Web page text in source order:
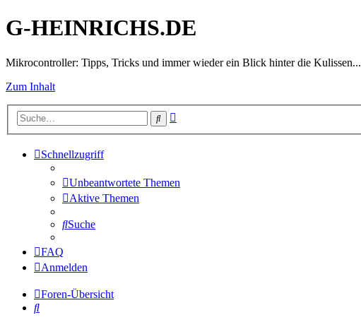
G-HEINRICHS.DE
Mikrocontroller: Tipps, Tricks und immer wieder ein Blick hinter die Kulissen...
Zum Inhalt
Suche
Schnellzugriff
Unbeantwortete Themen
Aktive Themen
Suche
FAQ
Anmelden
Foren-Übersicht
Suche